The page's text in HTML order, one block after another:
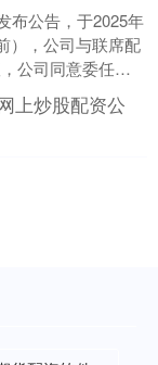
布公告，于2025年
），公司与联席配
公司同意委任联
售代理同意作为
上炒股配资公